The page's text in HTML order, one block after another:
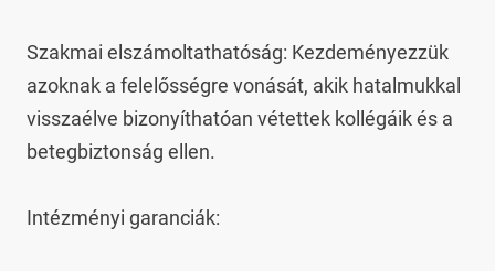
Szakmai elszámoltathatóság: Kezdeményezzük
azoknak a felelősségre vonását, akik hatalmukkal
visszaélve bizonyíthatóan vétettek kollégáik és a
betegbiztonság ellen.
Intézményi garanciák: